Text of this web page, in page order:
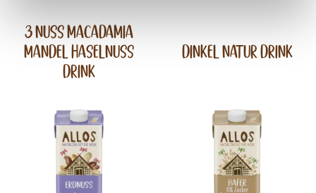
3 Nuss Macadamia
Mandel Haselnuss
Drink
Dinkel Natur Drink